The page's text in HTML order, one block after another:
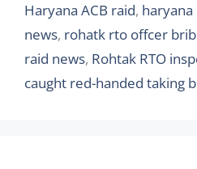
Haryana ACB raid, haryana
news, rohatk rto offcer
raid news, Rohtak RTO
caught red-handed taking